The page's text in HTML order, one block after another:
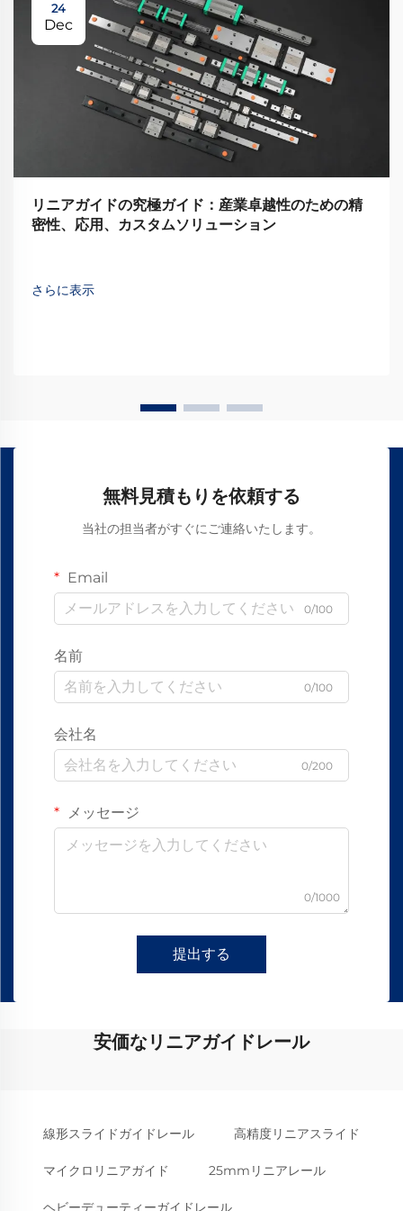
24
Dec
リニアガイドの究極ガイド：産業卓越性のための精
密性、応用、カスタムソリューション
さらに表示
無料見積もりを依頼する
当社の担当者がすぐにご連絡いたします。
Email
0/100
名前
0/100
会社名
0/200
メッセージ
0/1000
提出する
安価なリニアガイドレール
線形スライドガイドレール 高精度リニアスライド
マイクロリニアガイド 25mmリニアレール
ヘビーデューティーガイドレール